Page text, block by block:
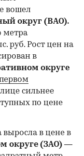
вошел
округ (ВАО).
метра
руб. Рост цен на
в
округе
сильнее
по цене
в цене в
округе (ЗАО) —